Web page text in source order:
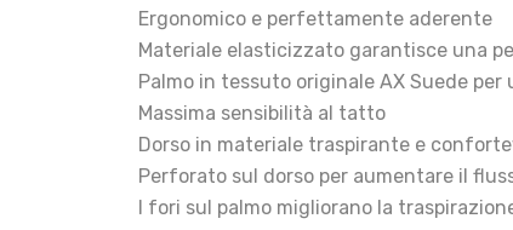
Ergonomico e perfettamente aderente
Materiale elasticizzato garantisce una
Palmo in tessuto originale AX Suede per
Massima sensibilità al tatto
Dorso in materiale traspirante e
Perforato sul dorso per aumentare il
I fori sul palmo migliorano la